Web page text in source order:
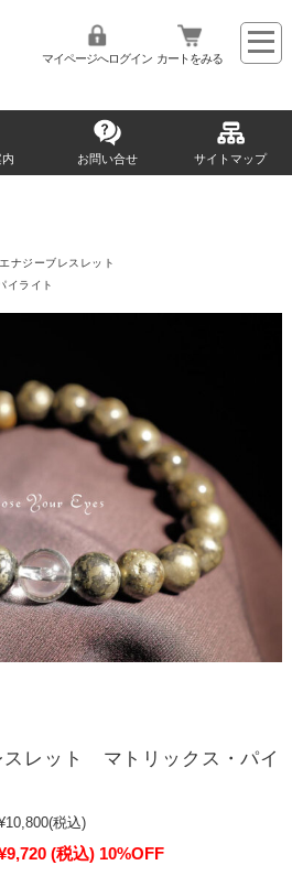
マイページへログイン カートをみる
お問い合せ サイトマップ
ナジーブレスレット
イライト
スレット マトリックス・パイ
(税込)
(税込) 10%OFF